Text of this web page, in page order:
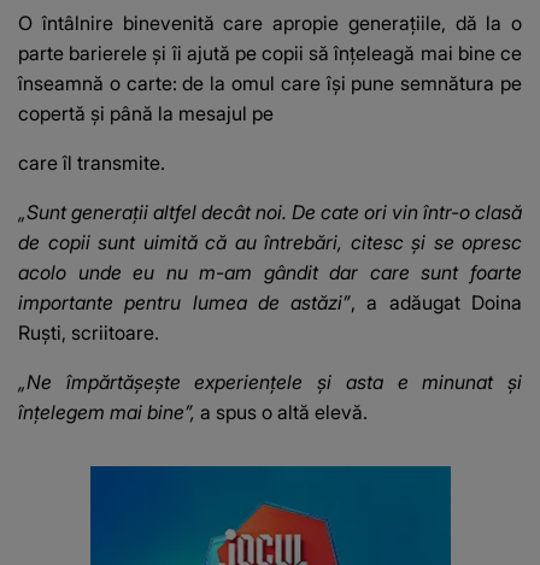
O întâlnire binevenită care apropie generațiile, dă la o
parte barierele și îi ajută pe copii să înțeleagă mai bine ce
înseamnă o carte: de la omul care își pune semnătura pe
copertă și până la mesajul pe
care îl transmite.
„Sunt generații altfel decât noi. De cate ori vin într-o clasă
de copii sunt uimită că au întrebări, citesc și se opresc
acolo unde eu nu m-am gândit dar care sunt foarte
importante pentru lumea de astăzi”, a adăugat Doina
Ruști, scriitoare.
„Ne împărtășește experiențele și asta e minunat și
înțelegem mai bine”, a spus o altă elevă.